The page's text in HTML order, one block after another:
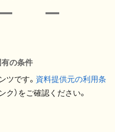
の条件
ツです。 資料提供元の利用条
ク）をご確認ください。